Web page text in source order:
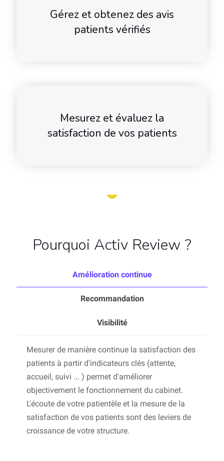
Gérez et obtenez des avis
patients vérifiés
Mesurez et évaluez la
satisfaction de vos patients
Pourquoi Activ Review ?
Amélioration continue
Recommandation
Visibilité
Mesurer de manière continue la satisfaction des
patients à partir d'indicateurs clés (attente,
accueil, suivi ... ) permet d'améliorer
objectivement le fonctionnement du cabinet.
L'écoute de votre patientèle et la mesure de la
satisfaction de vos patients sont des leviers de
croissance de votre structure.